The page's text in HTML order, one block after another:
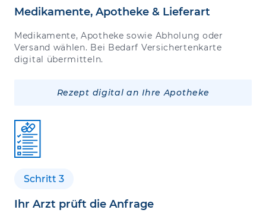
Medikamente, Apotheke & Lieferart
Medikamente, Apotheke sowie Abholung oder
Versand wählen. Bei Bedarf Versichertenkarte
digital übermitteln.
Rezept digital an Ihre Apotheke
Schritt 3
Ihr Arzt prüft die Anfrage